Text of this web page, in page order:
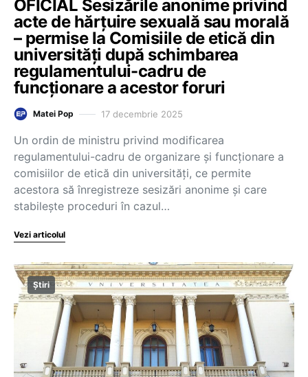
OFICIAL Sesizările anonime privind
acte de hărțuire sexuală sau morală
– permise la Comisiile de etică din
universități după schimbarea
regulamentului-cadru de
funcționare a acestor foruri
Matei Pop 17 decembrie 2025
Un ordin de ministru privind modificarea
regulamentului-cadru de organizare și funcționare a
comisiilor de etică din universități, ce permite
acestora să înregistreze sesizări anonime și care
stabilește proceduri în cazul…
Vezi articolul
Știri